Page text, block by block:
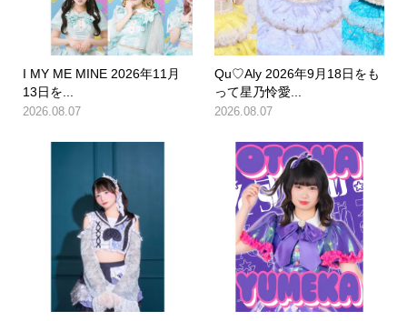
I MY ME MINE 2026年11月
13日を...
2026.08.07
Qu♡Aly 2026年9月18日をも
って星乃怜愛...
2026.08.07